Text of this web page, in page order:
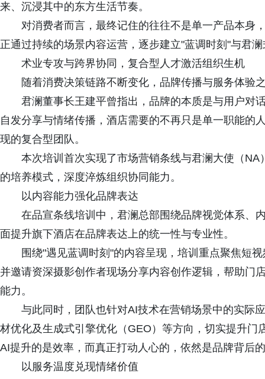
来、沉浸其中的东方生活节奏。
对消费者而言，最终记住的往往不是单一产品本身
正通过持续的场景内容运营，逐步建立"蓝调时刻"与君
术业专攻与跨界协同，复合型人才激活组织生机
随着消费决策链路不断变化，品牌传播与服务体验
君澜董事长王建平曾指出，品牌的本质是与用户对
自发分享与情绪传播，酒店需要的不再只是单一职能的
现的复合型团队。
本次培训首次实现了市场营销条线与君澜大使（
的培养模式，深度淬炼组织协同能力。
以内容能力强化品牌表达
在品宣条线培训中，君澜总部围绕品牌视觉体系、
面提升旗下酒店在品牌表达上的统一性与专业性。
围绕"遇见蓝调时刻"的内容呈现，培训重点聚焦短
并邀请资深摄影创作者现场分享内容创作逻辑，帮助门
能力。
与此同时，团队也针对AI技术在营销场景中的实际
材优化及生成式引擎优化（GEO）等方向，切实提升
AI提升的是效率，而真正打动人心的，依然是品牌背后
以服务温度兑现情绪价值